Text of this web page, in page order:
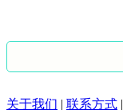
关于我们 | 联系方式 |